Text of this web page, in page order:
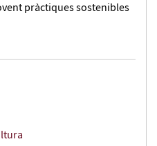
pràctiques sostenibles